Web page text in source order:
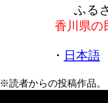
ふる
香川県の
・ 日本語
※読者からの投稿作品